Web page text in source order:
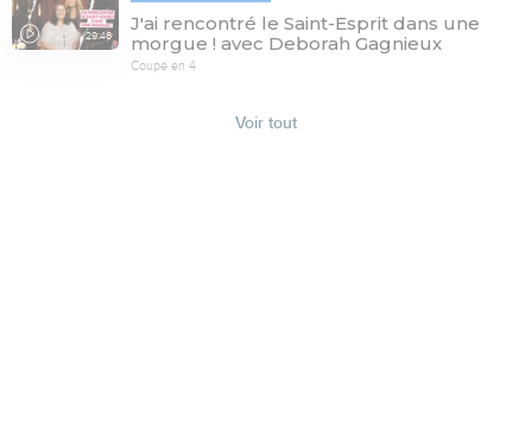
29:46
J'ai rencontré le Saint-Esprit dans une
morgue ! avec Deborah Gagnieux
Coupé en 4
Voir tout